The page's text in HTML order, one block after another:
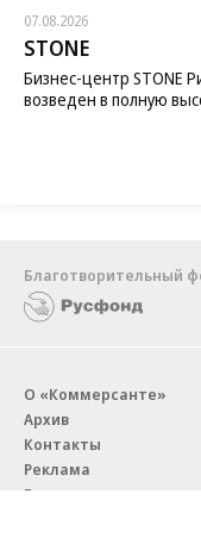
07.08.2026
STONE
Бизнес-центр STONE
возведен в полную
Благотворительный
О «Коммерсанте»
Архив
Контакты
Реклама
Вакансии